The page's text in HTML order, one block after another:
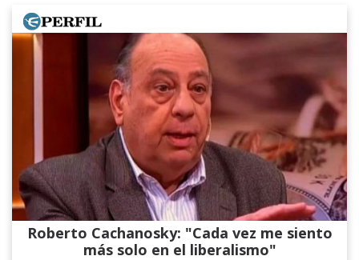
Roberto Cachanosky: "Cada vez me siento
más solo en el liberalismo"